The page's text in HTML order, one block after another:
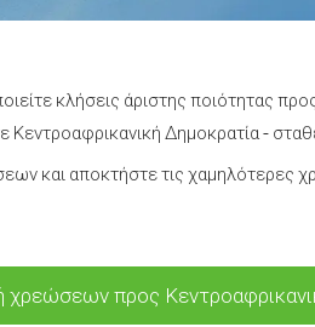
κλήσεις άριστης ποιότητας
Δημοκρατία -
και αποκτήστε τις χαμηλότερες
χρεώσεων προς